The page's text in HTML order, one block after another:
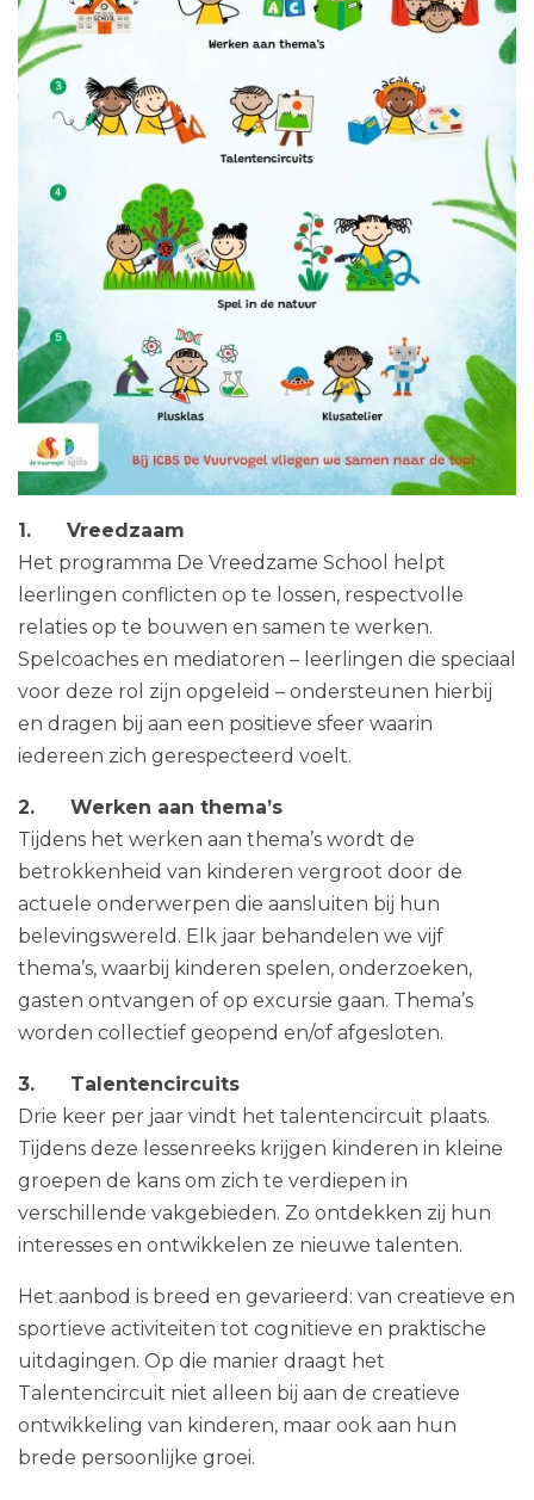
1. Vreedzaam
Het programma De Vreedzame School helpt
leerlingen conflicten op te lossen, respectvolle
relaties op te bouwen en samen te werken.
Spelcoaches en mediatoren – leerlingen die speciaal
voor deze rol zijn opgeleid – ondersteunen hierbij
en dragen bij aan een positieve sfeer waarin
iedereen zich gerespecteerd voelt.
2. Werken aan thema’s
Tijdens het werken aan thema’s wordt de
betrokkenheid van kinderen vergroot door de
actuele onderwerpen die aansluiten bij hun
belevingswereld. Elk jaar behandelen we vijf
thema’s, waarbij kinderen spelen, onderzoeken,
gasten ontvangen of op excursie gaan. Thema’s
worden collectief geopend en/of afgesloten.
3. Talentencircuits
Drie keer per jaar vindt het talentencircuit plaats.
Tijdens deze lessenreeks krijgen kinderen in kleine
groepen de kans om zich te verdiepen in
verschillende vakgebieden. Zo ontdekken zij hun
interesses en ontwikkelen ze nieuwe talenten.
Het aanbod is breed en gevarieerd: van creatieve en
sportieve activiteiten tot cognitieve en praktische
uitdagingen. Op die manier draagt het
Talentencircuit niet alleen bij aan de creatieve
ontwikkeling van kinderen, maar ook aan hun
brede persoonlijke groei.